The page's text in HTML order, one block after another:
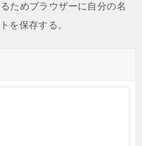
ためブラウザーに自分の名
を保存する。